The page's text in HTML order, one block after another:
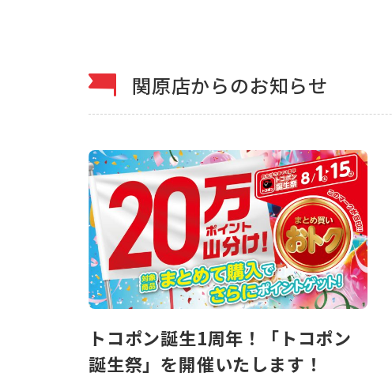
関原店からのお知らせ
トコポン誕生1周年！「トコポン
誕生祭」を開催いたします！